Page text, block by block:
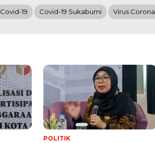
Covid-19 Covid-19 Sukabumi Virus Corona
POLITIK